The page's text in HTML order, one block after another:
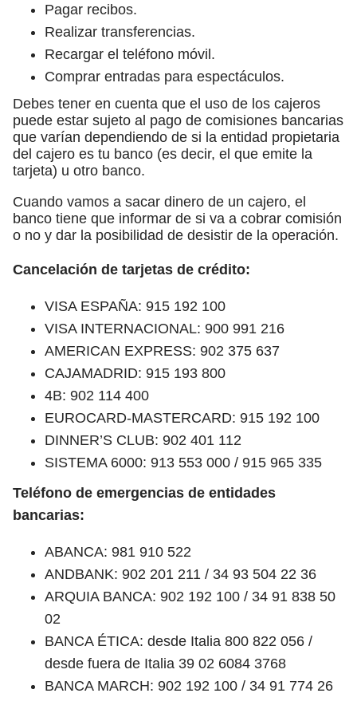
Pagar recibos.
Realizar transferencias.
Recargar el teléfono móvil.
Comprar entradas para espectáculos.
Debes tener en cuenta que el uso de los cajeros
puede estar sujeto al pago de comisiones bancarias
que varían dependiendo de si la entidad propietaria
del cajero es tu banco (es decir, el que emite la
tarjeta) u otro banco.
Cuando vamos a sacar dinero de un cajero, el
banco tiene que informar de si va a cobrar comisión
o no y dar la posibilidad de desistir de la operación.
Cancelación de tarjetas de crédito:
VISA ESPAÑA: 915 192 100
VISA INTERNACIONAL: 900 991 216
AMERICAN EXPRESS: 902 375 637
CAJAMADRID: 915 193 800
4B: 902 114 400
EUROCARD-MASTERCARD: 915 192 100
DINNER’S CLUB: 902 401 112
SISTEMA 6000: 913 553 000 / 915 965 335
Teléfono de emergencias de entidades
bancarias:
ABANCA: 981 910 522
ANDBANK: 902 201 211 / 34 93 504 22 36
ARQUIA BANCA: 902 192 100 / 34 91 838 50
02
BANCA ÉTICA: desde Italia 800 822 056 /
desde fuera de Italia 39 02 6084 3768
BANCA MARCH: 902 192 100 / 34 91 774 26